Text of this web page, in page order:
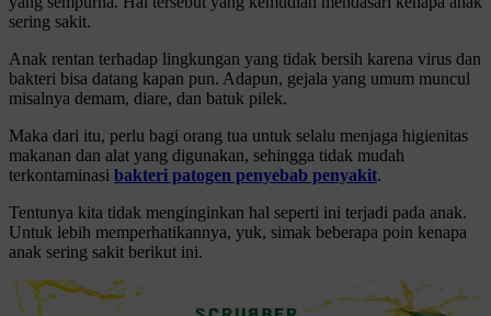
sering sakit.
Anak rentan terhadap lingkungan yang tidak bersih karena virus dan
bakteri bisa datang kapan pun. Adapun, gejala yang umum muncul
misalnya demam, diare, dan batuk pilek.
Maka dari itu, perlu bagi orang tua untuk selalu menjaga higienitas
makanan dan alat yang digunakan, sehingga tidak mudah
terkontaminasi bakteri patogen penyebab penyakit.
Tentunya kita tidak menginginkan hal seperti ini terjadi pada anak.
Untuk lebih memperhatikannya, yuk, simak beberapa poin kenapa
anak sering sakit berikut ini.